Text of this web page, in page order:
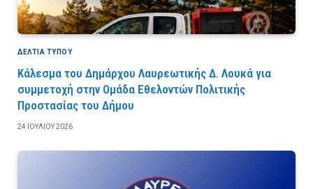
ΔΕΛΤΙΑ ΤΥΠΟΥ
Κάλεσμα του Δημάρχου Λαυρεωτικής Δ. Λουκά για
συμμετοχή στην Ομάδα Εθελοντών Πολιτικής
Προστασίας του Δήμου
24 ΙΟΥΛΊΟΥ 2026